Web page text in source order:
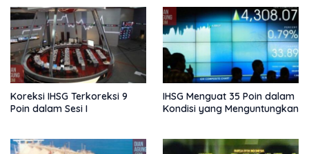
Koreksi IHSG Terkoreksi 9
Poin dalam Sesi I
IHSG Menguat 35 Poin dalam
Kondisi yang Menguntungkan